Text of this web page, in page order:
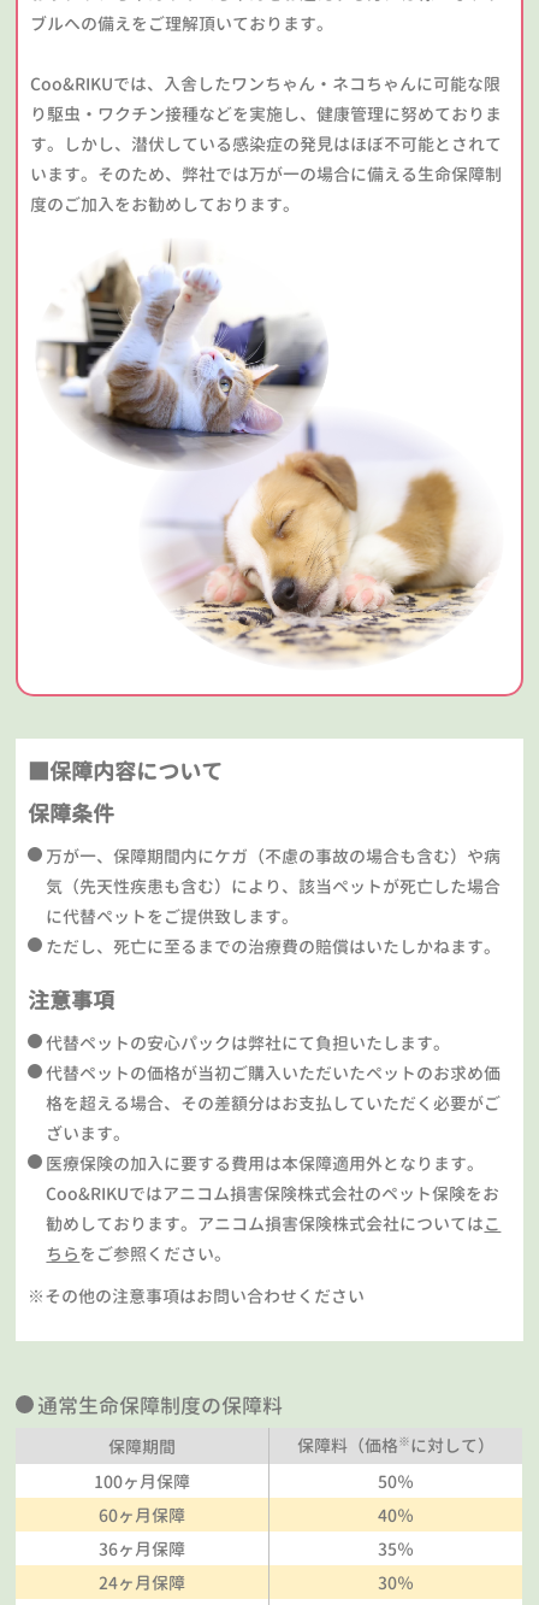
ブルへの備えをご理解頂いております。
Coo&RIKUでは、入舎したワンちゃん・ネコちゃんに可能な限
り駆虫・ワクチン接種などを実施し、健康管理に努めておりま
す。しかし、潜伏している感染症の発見はほぼ不可能とされて
います。そのため、弊社では万が一の場合に備える生命保障制
度のご加入をお勧めしております。
■保障内容について
保障条件
万が一、保障期間内にケガ（不慮の事故の場合も含む）や病
気（先天性疾患も含む）により、該当ペットが死亡した場合
に代替ペットをご提供致します。
ただし、死亡に至るまでの治療費の賠償はいたしかねます。
注意事項
代替ペットの安心パックは弊社にて負担いたします。
代替ペットの価格が当初ご購入いただいたペットのお求め価
格を超える場合、その差額分はお支払していただく必要がご
ざいます。
医療保険の加入に要する費用は本保障適用外となります。
Coo&RIKUではアニコム損害保険株式会社のペット保険をお
勧めしております。アニコム損害保険株式会社についてはこ
ちらをご参照ください。
※その他の注意事項はお問い合わせください
通常生命保障制度の保障料
保障期間 保障料（価格※に対して）
100ヶ月保障
50％
60ヶ月保障
40％
36ヶ月保障
35％
24ヶ月保障
30％